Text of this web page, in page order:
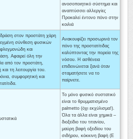
ανοσοποιητικό σύστημα και
αναπτύσσει αλλεργίες
Προκαλεί έντονο πόνο στην
κοιλιά
στον προστάτη χάρη
σύνθεση φυσικών
και
Αφαιρεί όλη την
από τον προστάτη,
τη λειτουργία του.
συμφορητική και
Ανακουφίζει προσωρινά τον
πόνο της προστατίτιδας
καλύπτοντας την πορεία της
νόσου. Η ασθένεια
επιδεινώνεται ξανά όταν
σταματήσετε να το
παίρνετε.
Το μόνο φυσικό συστατικό
είναι το θρυμματισμένο
palmetto (όχι εκχύλισμα!).
Όλα τα άλλα είναι χημικά –
διοξείδιο του τιτανίου,
μαύρη βαφή οξειδίου του
σιδήρου, κόκκινη βαφή (Ε